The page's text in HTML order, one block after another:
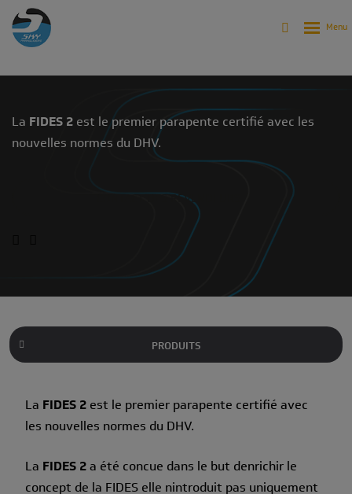
Produits
FIDES 2 (2005-2007)
La FIDES 2 est le premier parapente certifié avec les
nouvelles normes du DHV.
CONTACT DES REVENDEURS
PRODUITS
La FIDES 2 est le premier parapente certifié avec
les nouvelles normes du DHV.
La FIDES 2a été concue dans le but denrichir le
concept de la FIDES elle nintroduit pas uniquement